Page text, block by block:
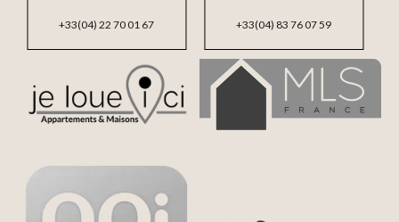
+33(04) 83 76 07 59
+33(04) 22 70 01 67